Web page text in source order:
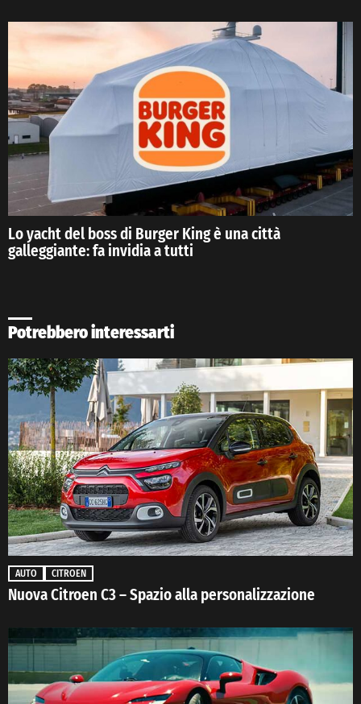
Lo yacht del boss di Burger King è una città
galleggiante: fa invidia a tutti
Potrebbero interessarti
AUTO CITROEN
Nuova Citroen C3 – Spazio alla personalizzazione